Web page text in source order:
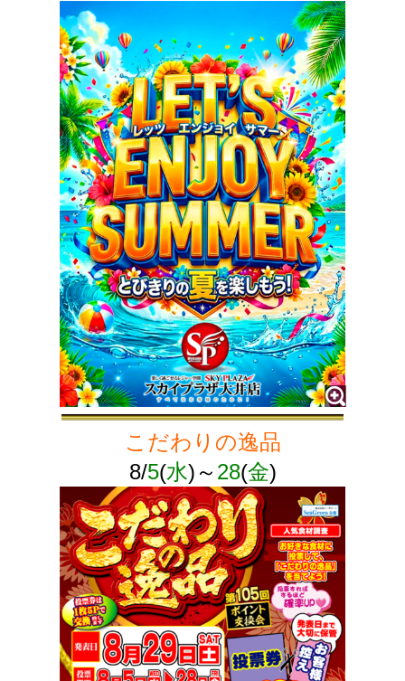
こだわりの逸品
8/5(水) ～ 28(金)